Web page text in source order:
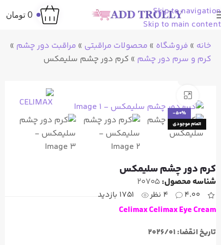
Skip to navigation
Skip to main content
0 تومان
خانه » فروشگاه » محصولات مراقبتی » مراقبت دور چشم »
کرم و سرم دور چشم » کرم دور چشم سلیمکس
-50%
اتمام موجودی
کرم دور چشم سلیمکس
شناسه محصول:20705
4.00 4 نظر
1751 بازدید
Celimax CelimaxEyeCream
تاریخ انقضا: 2026/01